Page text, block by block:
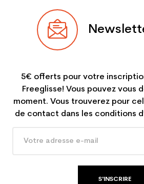
5€ offerts pour votre
Freeglisse! Vous pouvez vous
moment. Vous trouverez pour
de contact dans les conditions
S'INSCRIRE